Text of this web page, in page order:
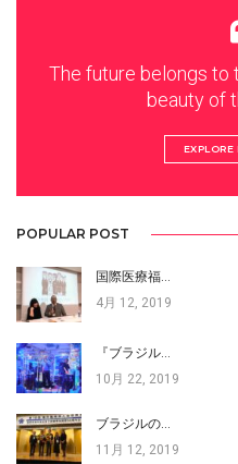
The future belongs to
beauty of
POPULAR POST
国際医療福…
4月 12, 2019
『ブラジル…
10月 22, 2019
ブラジルの…
11月 12, 2019